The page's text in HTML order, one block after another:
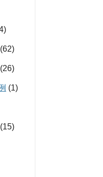
(62)
(26)
(1)
(15)